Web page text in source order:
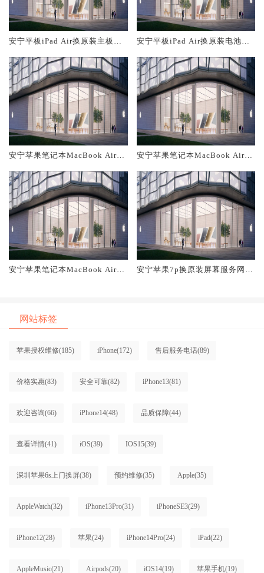
安宁平板iPad Air换原装主板维
安宁平板iPad Air换原装电池维
安宁苹果笔记本MacBook Air换
安宁苹果笔记本MacBook Air换
安宁苹果笔记本MacBook Air换
安宁苹果7p换原装屏幕服务网点
网站标签
苹果授权维修(185) iPhone(172) 售后服务电话(89)
价格实惠(83) 安全可靠(82) iPhone13(81)
欢迎咨询(66) iPhone14(48) 品质保障(44)
查看详情(41) iOS(39) IOS15(39)
深圳苹果6s上门换屏(38) 预约维修(35) Apple(35)
AppleWatch(32) iPhone13Pro(31) iPhoneSE3(29)
iPhone12(28) 苹果(24) iPhone14Pro(24) iPad(22)
AppleMusic(21) Airpods(20) iOS14(19) 苹果手机(19)